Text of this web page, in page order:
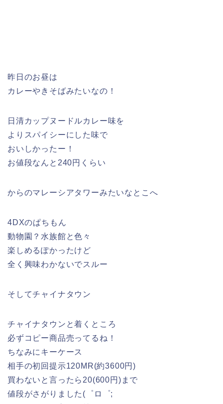
昨日のお昼は
カレーやきそばみたいなの！
日清カップヌードルカレー味を
よりスパイシーにした味で
おいしかったー！
お値段なんと240円くらい
からのマレーシアタワーみたいなとこへ
4DXのぱちもん
動物園？水族館と色々
楽しめるぽかったけど
全く興味わかないでスルー
そしてチャイナタウン
チャイナタウンと着くところ
必ずコピー商品売ってるね！
ちなみにキーケース
相手の初回提示120MR(約3600円)
買わないと言ったら20(600円)まで
値段がさがりました(゜ロ゜;